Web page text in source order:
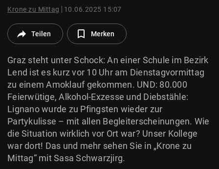
© Krone Multimedia GmbH & Co KG 2026
Krone zu Mittag 10.06.2025 15:07
Teilen Merken
Graz steht unter Schock: An einer Schule im Bezirk
Lend ist es kurz vor 10 Uhr am Dienstagvormittag
zu einem Amoklauf gekommen. UND: 80.000
Feierwütige, Alkohol-Exzesse und Diebstähle:
Lignano wurde zu Pfingsten wieder zur
Partykulisse – mit allen Begleiterscheinungen. Wie
die Situation wirklich vor Ort war? Unser Kollege
war dort! Das und mehr sehen Sie in „Krone zu
Mittag“ mit Sasa Schwarzjirg.